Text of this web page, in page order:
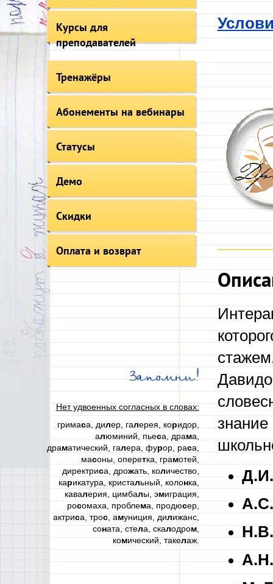
Курсы для
преподавателей
Тренажёры
Абонементы на вебинары
Статусы
Демо
Скидки
Оплата и возврат
Запомни!
Нет удвоенных согласных в словах:
гримаса, дилер, галерея, коридор,
алюминий, пьеса, драма,
драматический, галера, фурор, раса,
масоны, оперетка, грамотей,
директриса, дрожать, количество,
карикатура, кристальный, колонка,
кавалерия, цимбалы, эмиграция,
росомаха, проблема, продюсер,
актриса, трос, амуниция, дилижанс,
соната, стела, скалодром,
комический, такелаж.
знание
А.Н.